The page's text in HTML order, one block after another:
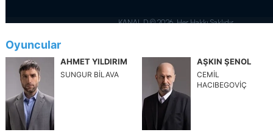
Oyuncular
AHMET YILDIRIM
SUNGUR BİLAVA
AŞKIN ŞENOL
CEMİL
HACIBEGOVİÇ